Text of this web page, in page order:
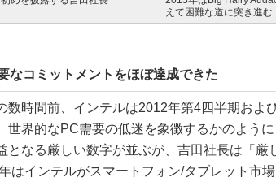
えて困難な道に突き進む
なコミットメントをほぼ達成できた
時間前、インテルは2012年第4四半期およ
世界的なPC需要の低迷を象徴するかのよう
となる厳しい数字が並ぶが、吉田社長は「厳
はインテルがスマートフォン/タブレット市